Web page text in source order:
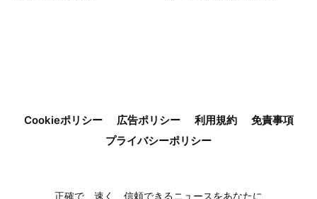
Cookieポリシー 広告ポリシー 利用規約
免責事項
プライバシーポリシー
正確で、速く、信頼できるニュースをあなたに